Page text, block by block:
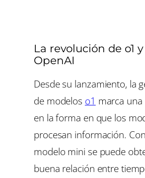
La revolución de o1
OpenAI
Desde su lanzamiento, la
de modelos o1 marca
en la forma en que los
procesan información.
modelo mini se puede
buena relación entre